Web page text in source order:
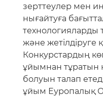
зерттеулер мен
нығайтуға
технологияларды
және жетілдіруге
Конкурстардың
ұйымнан
болуын талап
ұйым Еуропалық